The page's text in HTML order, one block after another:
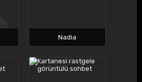
Nadia